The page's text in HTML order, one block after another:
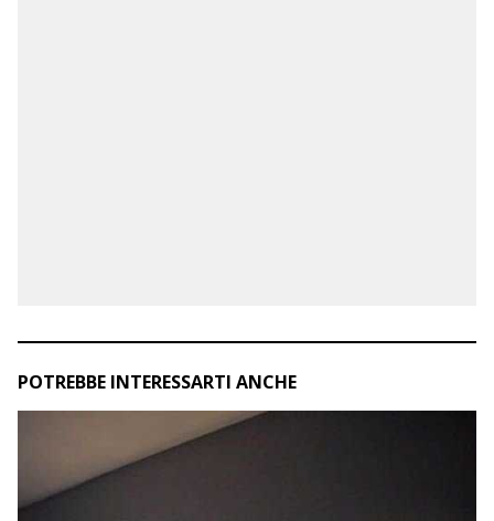
POTREBBE INTERESSARTI ANCHE